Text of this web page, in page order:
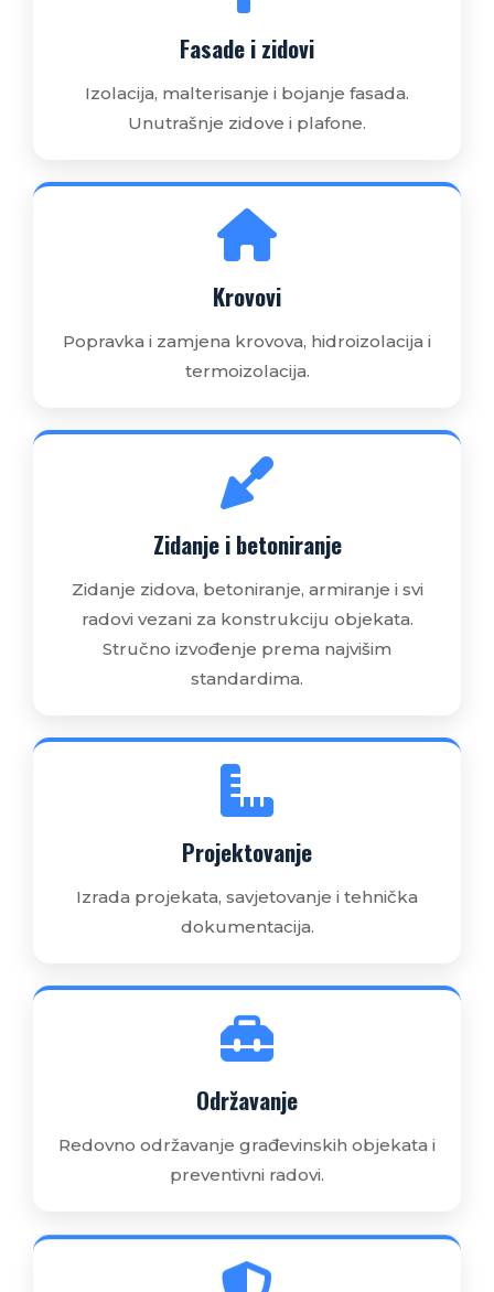
Fasade i zidovi
Izolacija, malterisanje i bojanje fasada.
Unutrašnje zidove i plafone.
Krovovi
Popravka i zamjena krovova, hidroizolacija i
termoizolacija.
Zidanje i betoniranje
Zidanje zidova, betoniranje, armiranje i svi
radovi vezani za konstrukciju objekata.
Stručno izvođenje prema najvišim
standardima.
Projektovanje
Izrada projekata, savjetovanje i tehnička
dokumentacija.
Održavanje
Redovno održavanje građevinskih objekata i
preventivni radovi.